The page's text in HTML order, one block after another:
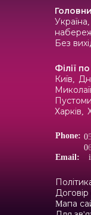
Без
Філії
Київ,
Харків,
Phone: 0
0
Email:
Mапа